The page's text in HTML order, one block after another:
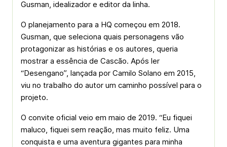
Gusman, idealizador e editor da linha.
O planejamento para a HQ começou em 2018.
Gusman, que seleciona quais personagens vão
protagonizar as histórias e os autores, queria
mostrar a essência de Cascão. Após ler
“Desengano”, lançada por Camilo Solano em 2015,
viu no trabalho do autor um caminho possível para o
projeto.
O convite oficial veio em maio de 2019. “Eu fiquei
maluco, fiquei sem reação, mas muito feliz. Uma
conquista e uma aventura gigantes para minha